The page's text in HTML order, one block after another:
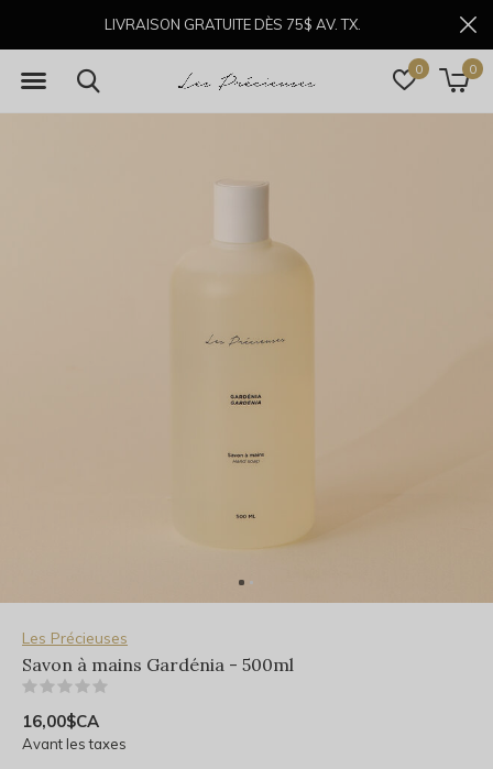
0 0
LIVRAISON GRATUITE DÈS 75$ AV. TX.
Les Précieuses
Savon à mains Gardénia - 500ml
16,00$CA
Avant les taxes